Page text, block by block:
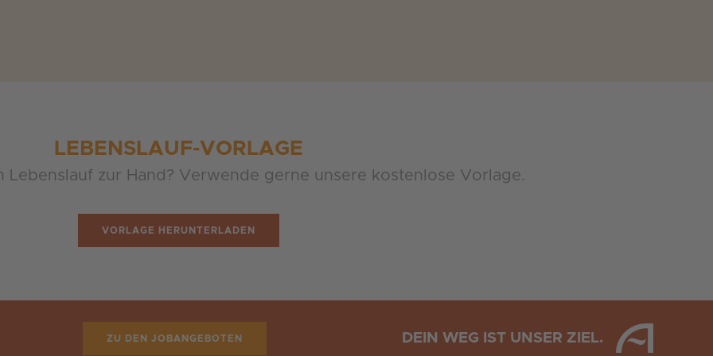
LEBENSLAUF-VORLAGE
Lebenslauf zur Hand? Verwende gerne unsere kostenlose Vorlage.
VORLAGE HERUNTERLADEN
ZU DEN JOBANGEBOTEN DEIN WEG IST UNSER ZIEL.